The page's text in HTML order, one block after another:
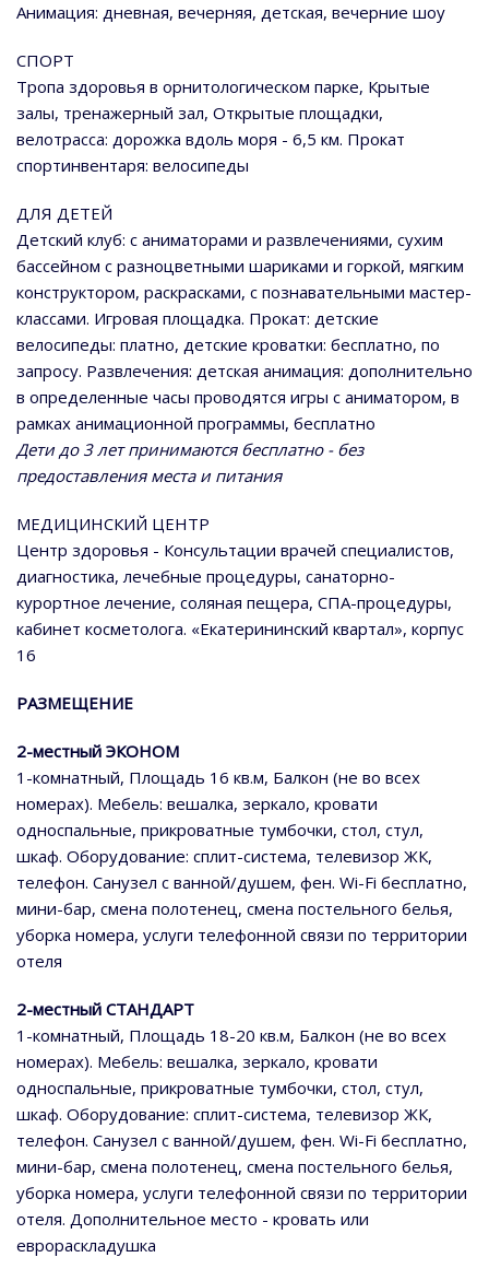
Анимация: дневная, вечерняя, детская, вечерние шоу
СПОРТ
Тропа здоровья в орнитологическом парке, Крытые
залы, тренажерный зал, Открытые площадки,
велотрасса: дорожка вдоль моря - 6,5 км. Прокат
спортинвентаря: велосипеды
ДЛЯ ДЕТЕЙ
Детский клуб: с аниматорами и развлечениями, сухим
бассейном с разноцветными шариками и горкой, мягким
конструктором, раскрасками, с познавательными мастер-
классами. Игровая площадка. Прокат: детские
велосипеды: платно, детские кроватки: бесплатно, по
запросу. Развлечения: детская анимация: дополнительно
в определенные часы проводятся игры с аниматором, в
рамках анимационной программы, бесплатно
Дети до 3 лет принимаются бесплатно - без
предоставления места и питания
МЕДИЦИНСКИЙ ЦЕНТР
Центр здоровья - Консультации врачей специалистов,
диагностика, лечебные процедуры, санаторно-
курортное лечение, соляная пещера, СПА-процедуры,
кабинет косметолога. «Екатерининский квартал», корпус
16
РАЗМЕЩЕНИЕ
2-местный ЭКОНОМ
1-комнатный, Площадь 16 кв.м, Балкон (не во всех
номерах). Мебель: вешалка, зеркало, кровати
односпальные, прикроватные тумбочки, стол, стул,
шкаф. Оборудование: сплит-система, телевизор ЖК,
телефон. Санузел с ванной/душем, фен. Wi-Fi бесплатно,
мини-бар, смена полотенец, смена постельного белья,
уборка номера, услуги телефонной связи по территории
отеля
2-местный СТАНДАРТ
1-комнатный, Площадь 18-20 кв.м, Балкон (не во всех
номерах). Мебель: вешалка, зеркало, кровати
односпальные, прикроватные тумбочки, стол, стул,
шкаф. Оборудование: сплит-система, телевизор ЖК,
телефон. Санузел с ванной/душем, фен. Wi-Fi бесплатно,
мини-бар, смена полотенец, смена постельного белья,
уборка номера, услуги телефонной связи по территории
отеля. Дополнительное место - кровать или
еврораскладушка